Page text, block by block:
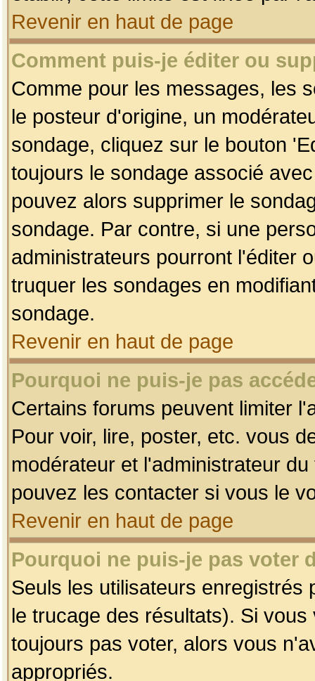
Revenir en haut de page
Comment puis-je éditer ou
Comme pour les messages, les
le posteur d'origine, un
sondage, cliquez sur le bouton
toujours le sondage associé
pouvez alors supprimer le
sondage. Par contre, si une
administrateurs pourront l'éditer
truquer les sondages en
sondage.
Revenir en haut de page
Pourquoi ne puis-je pas
Certains forums peuvent limiter
Pour voir, lire, poster, etc. vous
modérateur et l'administrateur
pouvez les contacter si vous le
Revenir en haut de page
Pourquoi ne puis-je pas voter
Seuls les utilisateurs enregistrés
le trucage des résultats). Si
toujours pas voter, alors vous
appropriés.